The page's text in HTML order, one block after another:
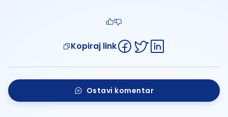
Kopiraj link
Ostavi komentar